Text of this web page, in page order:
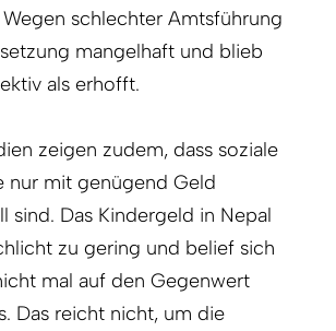
Wegen schlechter Amtsführung
mangelhaft und blieb
als erhofft.
zeigen zudem, dass soziale
nur mit genügend Geld
sind. Das Kindergeld in Nepal
zu gering und belief sich
mal auf den Gegenwert
Das reicht nicht, um die